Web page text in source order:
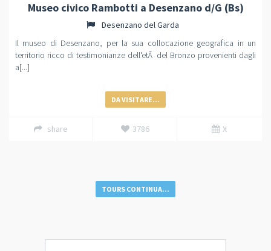
Museo civico Rambotti a Desenzano d/G (Bs)
Desenzano del Garda
Il museo di Desenzano, per la sua collocazione geografica in un
territorio ricco di testimonianze dell'etÃ del Bronzo provenienti dagli
a[...]
DA VISITARE...
share 3786 X
TOURS CONTINUA...